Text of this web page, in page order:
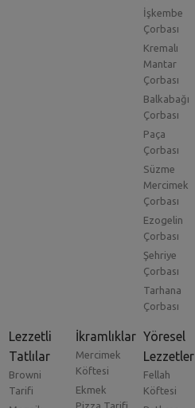
İşkembe
Çorbası
Kremalı
Mantar
Çorbası
Balkabağı
Çorbası
Paça
Çorbası
Süzme
Mercimek
Çorbası
Ezogelin
Çorbası
Şehriye
Çorbası
Tarhana
Çorbası
Lezzetli
Tatlılar
Browni
Tarifi
İkramlıklar
Mercimek
Köftesi
Ekmek
Yöresel
Lezzetler
Fellah
Köftesi